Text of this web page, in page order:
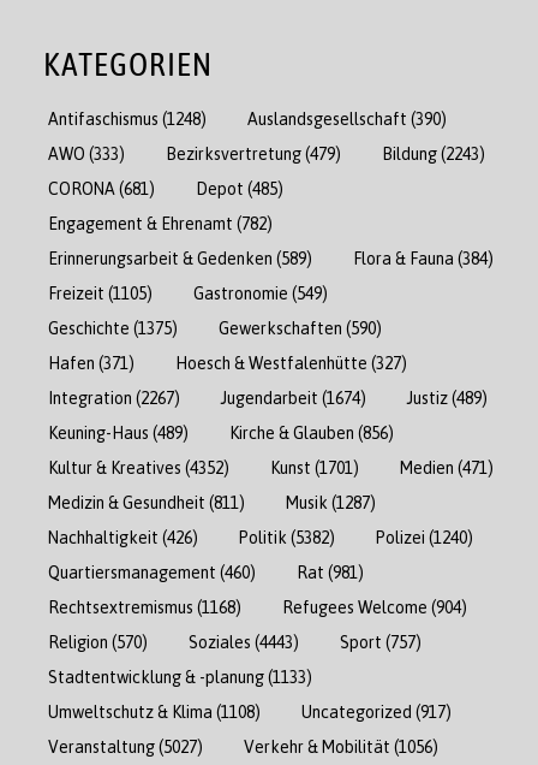
KATEGORIEN
Antifaschismus (1248) Auslandsgesellschaft (390)
AWO (333) Bezirksvertretung(479) Bildung(2243)
CORONA (681) Depot (485)
Engagement & Ehrenamt (782)
Erinnerungsarbeit & Gedenken (589) Flora & Fauna (384)
Freizeit (1105) Gastronomie (549)
Geschichte (1375) Gewerkschaften (590)
Hafen (371) Hoesch & Westfalenhütte (327)
Integration (2267) Jugendarbeit (1674) Justiz(489)
Keuning-Haus (489) Kirche & Glauben (856)
Kultur & Kreatives (4352) Kunst (1701) Medien (471)
Medizin & Gesundheit (811) Musik (1287)
Nachhaltigkeit (426) Politik (5382) Polizei (1240)
Quartiersmanagement (460) Rat (981)
Rechtsextremismus (1168) Refugees Welcome (904)
Religion (570) Soziales (4443) Sport (757)
Stadtentwicklung & -planung(1133)
Umweltschutz & Klima (1108) Uncategorized (917)
Veranstaltung(5027) Verkehr & Mobilität (1056)